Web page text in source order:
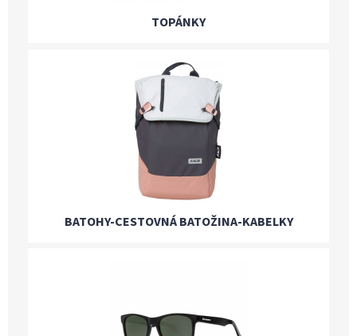
TOPÁNKY
BATOHY-CESTOVNÁ BATOŽINA-KABELKY